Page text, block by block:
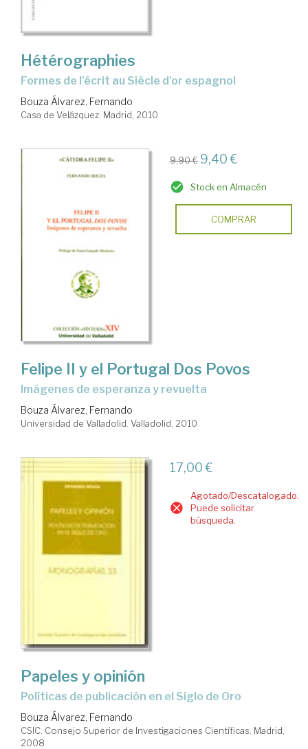
Hétérographies
formes de l'écrit au Siècle d'or espagnol
Bouza Álvarez, Fernando
Casa de Velázquez. Madrid, 2010
9,90 € 9,40 €
Stock en Almacén
COMPRAR
Felipe II y el Portugal Dos Povos
imágenes de esperanza y revuelta
Bouza Álvarez, Fernando
Universidad de Valladolid. Valladolid, 2010
17,00 €
Agotado/Descatalogado.
Puede solicitar
búsqueda.
Papeles y opinión
políticas de publicación en el Siglo de Oro
Bouza Álvarez, Fernando
CSIC. Consejo Superior de Investigaciones Científicas. Madrid,
2008